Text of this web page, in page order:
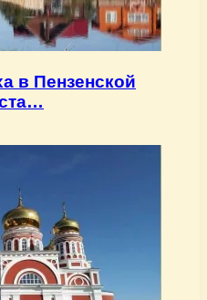
в Пензенской